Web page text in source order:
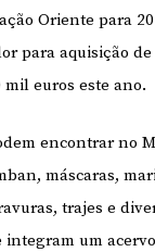
Oriente para
para aquisição
mil euros este ano.
encontrar no
máscaras,
trajes e
integram um